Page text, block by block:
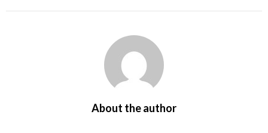
About the author